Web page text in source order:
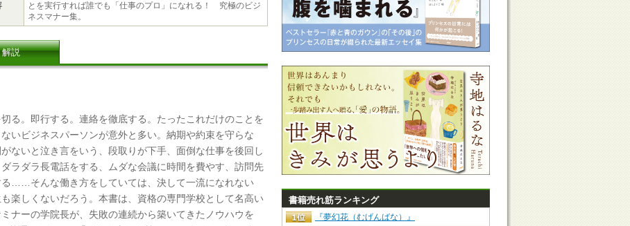
とを実行すれば誰でも「仕事のプロ」になれる！ 究極のビジ
ネスマナー集。
解説
る。即行する。連絡を徹底する。たったこれだけのことを
いビジネスパーソンが意外と多い。納期や約束を守らな
ないと泣き言をいう、段取りが下手、面倒な仕事を後回し
ラダラ長電話をする、ムダな会議に時間を費やす、訪問先
る……そんな働き方をしていては、決して一流になれない
も楽しくないだろう。本書は、資格の専門学校として名高い
ナーの学院長が、失敗の連続から築いてきたノウハウを
書籍売れ筋ランキング
『夢幻花（むげんばな）』